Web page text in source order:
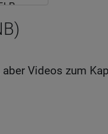
Videos zum